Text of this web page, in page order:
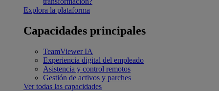
Explora la plataforma
Capacidades principales
TeamViewer IA
Experiencia digital del empleado
Asistencia y control remotos
Gestión de activos y parches
Ver todas las capacidades